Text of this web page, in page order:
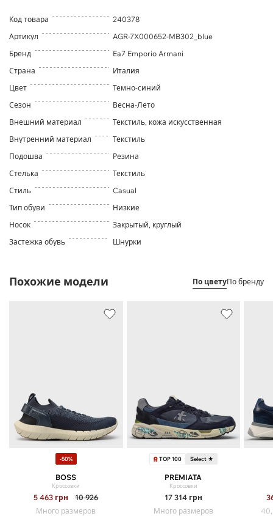
Код товара
240378
Артикул
AGR-7X000652-MB302_blue
Бренд
Ea7 Emporio Armani
Страна
Италия
Цвет
Темно-синий
Сезон
Весна-Лето
Внешний материал
Текстиль, кожа искусственная
Внутренний материал
Текстиль
Подошва
Резина
Стелька
Текстиль
Стиль
Casual
Тип обуви
Низкие
Носок
Закрытый, круглый
Застежка обувь
Шнурки
Похожие модели По цветуПо бренду
-50%
BOSS
Кроссовки
5 463 грн
10 926
Много размеров
TOP 100 Select ★
PREMIATA
Кроссовки
17 314 грн
Много размеров